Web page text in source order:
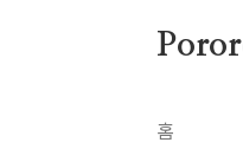
홈